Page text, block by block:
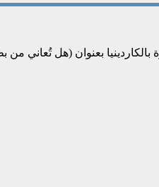
بعنوان (هل تُعاني من بطء